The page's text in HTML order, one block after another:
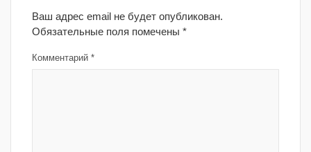
Ваш адрес email не будет опубликован.
Обязательные поля помечены *
Комментарий *